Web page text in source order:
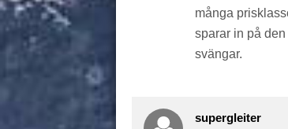
många
sparar in på
svängar.
supergleiter